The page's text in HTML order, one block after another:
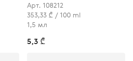
Арт. 108212
353,33 ₾ / 100 ml
1,5 мл
5,3 ₾